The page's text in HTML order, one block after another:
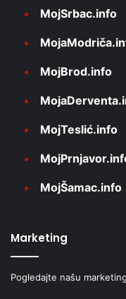
MojSrbac.info
MojBrod.info
MojTeslić.info
MojŠamac.info
Marketing
Pogledajte našu